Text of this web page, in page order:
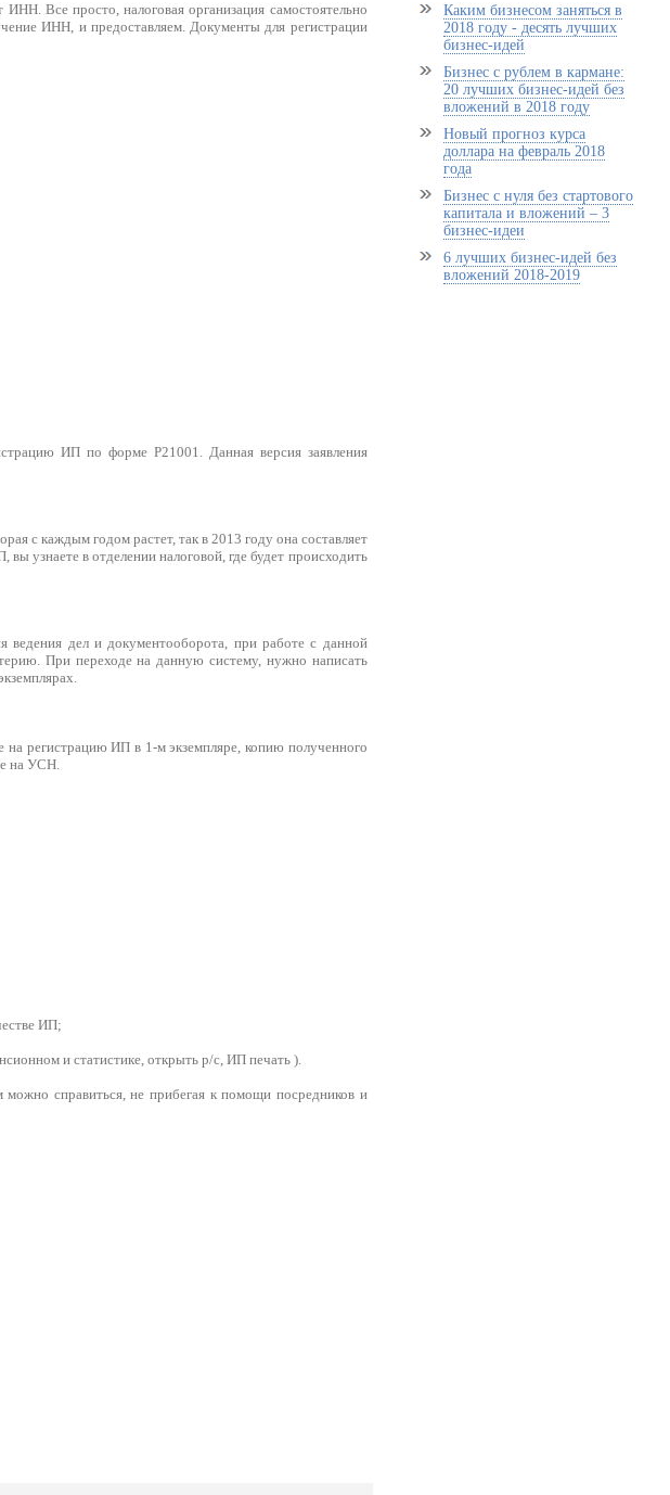
Все просто, налоговая организация самостоятельно
ИНН, и предоставляем. Документы для регистрации
ИП по форме Р21001. Данная версия заявления
с каждым годом растет, так в 2013 году она составляет
узнаете в отделении налоговой, где будет происходить
дел и документооборота, при работе с данной
При переходе на данную систему, нужно написать
регистрацию ИП в 1-м экземпляре, копию полученного
на УСН.
ИП;
и статистике, открыть р/с, ИП печать ).
справиться, не прибегая к помощи посредников и
Каким бизнесом заняться в
2018 году - десять лучших
бизнес-идей
Бизнес с рублем в кармане:
20 лучших бизнес-идей без
вложений в 2018 году
Новый прогноз курса
доллара на февраль 2018
года
Бизнес с нуля без стартового
капитала и вложений – 3
бизнес-идеи
6 лучших бизнес-идей без
вложений 2018-2019